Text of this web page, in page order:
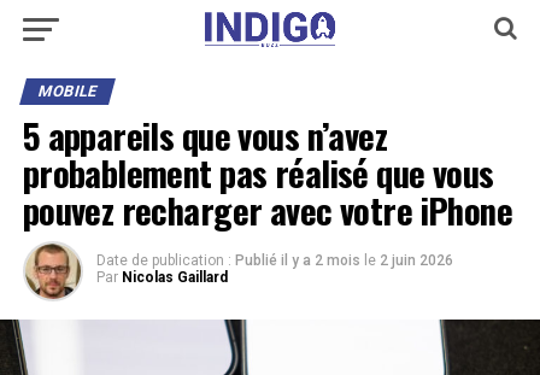
MOBILE
5 appareils que vous n’avez
probablement pas réalisé que vous
pouvez recharger avec votre iPhone
Date de publication : Publié il y a 2 mois le 2 juin 2026
Par Nicolas Gaillard